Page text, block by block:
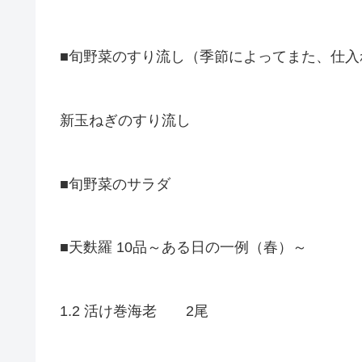
■旬野菜のすり流し（季節によってまた、
新玉ねぎのすり流し
■旬野菜のサラダ
■天麩羅 10品～ある日の一例（春）～
1.2 活け巻海老 2尾